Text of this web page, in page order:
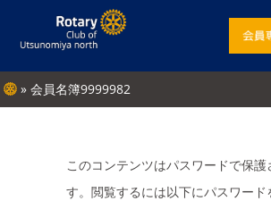
» 会員名簿9999982
このコンテンツはパスワードで保護
す。閲覧するには以下にパスワード